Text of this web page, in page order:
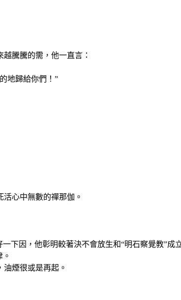
騰騰的需，他一直言：
地歸給你們！”
心中無數的禪那伽。
下因，他彰明較著決不會放生和“明石察覺教”成
煙很或是再起。